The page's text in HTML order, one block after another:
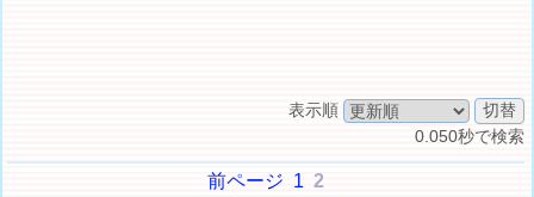
表示順
0.050秒で検索
前ページ 1 2